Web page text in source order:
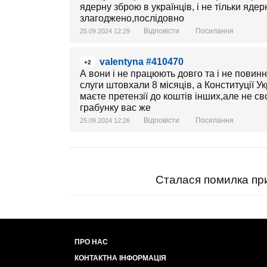
ядерну зброю в українців, і не тільки
злагоджено,послідовно
25.09.2024 12:29 Відповісти Посилання
+2
valentyna #410470
А вони і не працюють довго та і не
слуги штовхали 8 місяців, а Конституції
маєте претензії до коштів інших,але не
грабунку вас же
25.09.2024 12:26 Відповісти Посилання
Сталася помилка
ПРО НАС
КОНТАКТНА ІНФОРМАЦІЯ